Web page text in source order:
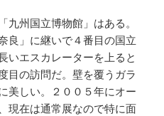
九州国立博物館」はある。
良」に継いで４番目の国立
いエスカレーターを上ると
目の訪問だ。壁を覆うガラ
美しい。２００５年にオー
現在は通常展なので特に面